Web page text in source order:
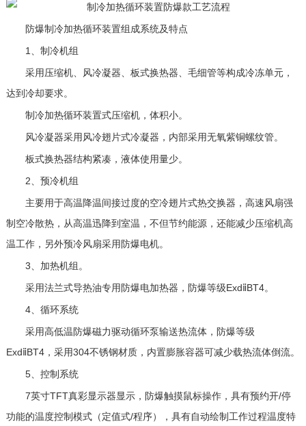
防爆制冷加热循环装置组成系统及特点
1、制冷机组
采用压缩机、风冷凝器、板式换热器、毛细管等构成冷冻单元，
达到冷却要求。
制冷加热循环装置式压缩机，体积小。
风冷凝器采用风冷翅片式冷凝器，内部采用无氧紫铜螺纹管。
板式换热器结构紧凑，液体使用量少。
2、预冷机组
主要用于高温降温间接过度的空冷翅片式热交换器，高速风扇强
制空冷散热，从高温迅降到室温，不但节约能源，还能减少压缩机高
温工作，另外预冷风扇采用防爆电机。
3、加热机组。
采用法兰式导热油专用防爆电加热器，防爆等级ExdⅱBT4。
4、循环系统
采用高低温防爆磁力驱动循环泵输送热流体，防爆等级
ExdⅱBT4，采用304不锈钢材质，内置膨胀容器可减少载热流体倒流。
5、控制系统
7英寸TFT真彩显示器显示，防爆触摸鼠标操作，具有预约开/停
功能的温度控制模式（定值式/程序），具有自动绘制工作过程温度特